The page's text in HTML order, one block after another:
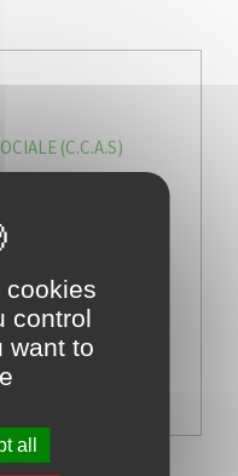
(C.C.A.S)
URBAIN DURABL
cookies
control
want to
all